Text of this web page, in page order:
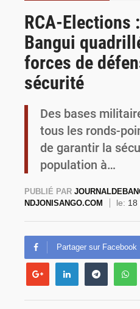
RCA-Elections
Bangui
forces de
sécurité
Des bases
tous les ronds-
de garantir la
population à…
PUBLIÉ PAR
NDJONISANGO.COM
le: 18
Partager sur Facebook